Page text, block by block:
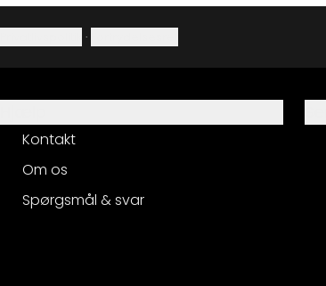
·
Kontakt
Om os
Spørgsmål & svar